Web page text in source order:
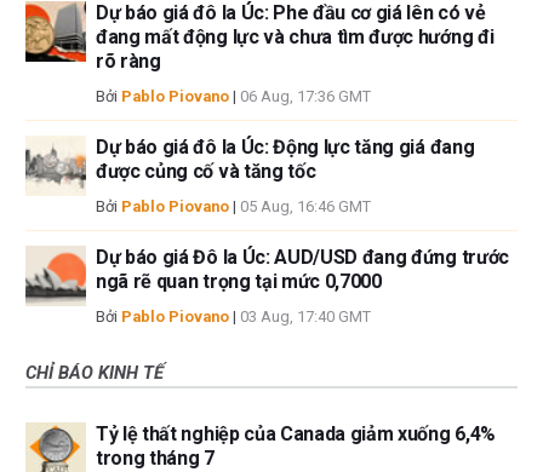
Dự báo giá đô la Úc: Phe đầu cơ giá lên có vẻ
đang mất động lực và chưa tìm được hướng đi
rõ ràng
Bởi Pablo Piovano | 06 Aug, 17:36 GMT
Dự báo giá đô la Úc: Động lực tăng giá đang
được củng cố và tăng tốc
Bởi Pablo Piovano | 05 Aug, 16:46 GMT
Dự báo giá Đô la Úc: AUD/USD đang đứng trước
ngã rẽ quan trọng tại mức 0,7000
Bởi Pablo Piovano | 03 Aug, 17:40 GMT
CHỈ BÁO KINH TẾ
Tỷ lệ thất nghiệp của Canada giảm xuống 6,4%
trong tháng 7